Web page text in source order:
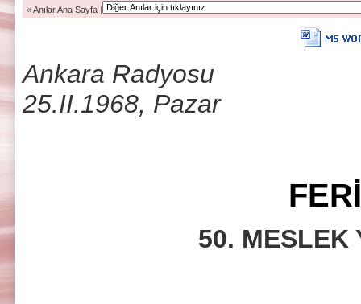
«Anılar Ana Sayfa |
Ankara Radyosu
25.II.1968, Pazar
50. MESLEK